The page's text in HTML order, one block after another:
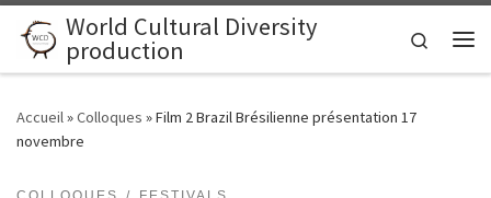
Skip to content
World Cultural Diversity
production
Search
Accueil»Colloques »Film 2 Brazil Brésilienne présentation 17
novembre